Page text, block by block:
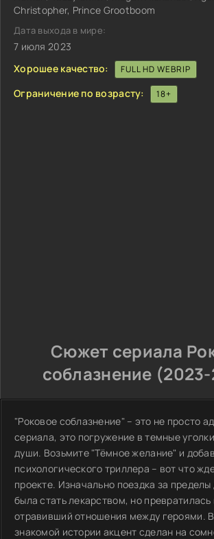
Christopher, Prince Grootboom
Дата выхода в мире:
7 июля 2023
Хорошее качество:
FULL HD WEBRIP
Ограничение по возрасту: 18+
Сюжет сериала
соблазнение
"Роковое соблазнение" – это не просто
сериала, это погружение в темные
души. Возьмите "Тёмное желание" и
психологического триллера – вот что
проекте. Изначально поездка за
была стать лекарством, но превратилась
отравивший отношения между героями.
знакомой истории акцент сделан на